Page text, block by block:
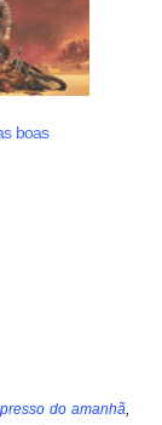
boas
do amanhã,